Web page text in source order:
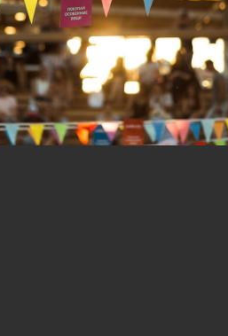
Оферта для покупателей
Политика конфиденциальности
Согласие на обработку персональных
данных